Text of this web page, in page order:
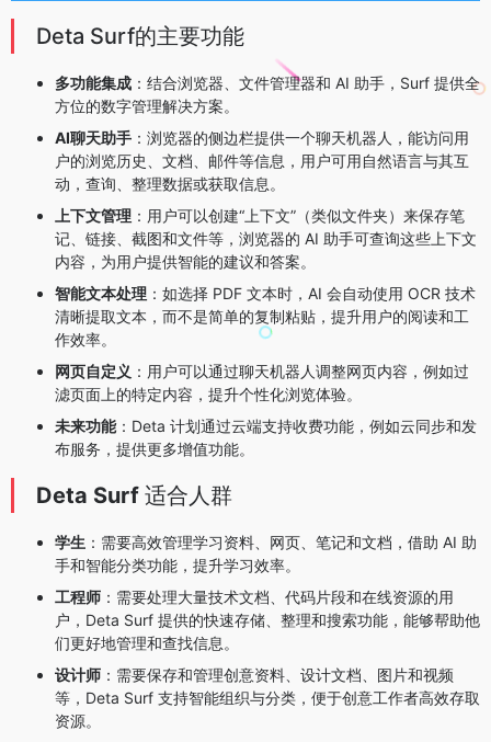
Deta Surf的主要功能
多功能集成 ：结合浏览器、文件管理器和 AI 助手，Surf 提供全
方位的数字管理解决方案。
AI聊天助手 ：浏览器的侧边栏提供一个聊天机器人，能访问用
户的浏览历史、文档、邮件等信息，用户可用自然语言与其互
动，查询、整理数据或获取信息。
上下文管理 ：用户可以创建“上下文”（类似文件夹）来保存笔
记、链接、截图和文件等，浏览器的 AI 助手可查询这些上下文
内容，为用户提供智能的建议和答案。
智能文本处理 ：如选择 PDF 文本时，AI 会自动使用 OCR 技术
清晰提取文本，而不是简单的复制粘贴，提升用户的阅读和工
作效率。
网页自定义 ：用户可以通过聊天机器人调整网页内容，例如过
滤页面上的特定内容，提升个性化浏览体验。
未来功能：Deta 计划通过云端支持收费功能，例如云同步和发
布服务，提供更多增值功能。
Deta Surf 适合人群
学生 ：需要高效管理学习资料、网页、笔记和文档，借助 AI 助
手和智能分类功能，提升学习效率。
工程师 ：需要处理大量技术文档、代码片段和在线资源的用
户，Deta Surf 提供的快速存储、整理和搜索功能，能够帮助他
们更好地管理和查找信息。
设计师 ：需要保存和管理创意资料、设计文档、图片和视频
等，Deta Surf 支持智能组织与分类，便于创意工作者高效存取
资源。